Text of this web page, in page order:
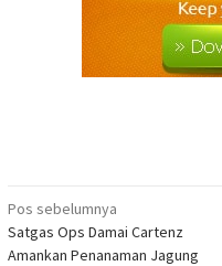
Navigasi
pos
Pos sebelumnya
Satgas Ops Damai Cartenz
Amankan Penanaman Jagung